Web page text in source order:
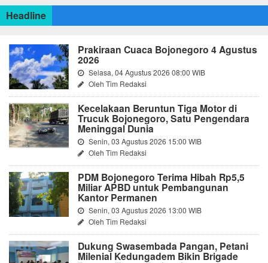
Headline
Prakiraan Cuaca Bojonegoro 4 Agustus
2026
Selasa, 04 Agustus 2026 08:00 WIB
Oleh Tim Redaksi
Kecelakaan Beruntun Tiga Motor di
Trucuk Bojonegoro, Satu Pengendara
Meninggal Dunia
Senin, 03 Agustus 2026 15:00 WIB
Oleh Tim Redaksi
PDM Bojonegoro Terima Hibah Rp5,5
Miliar APBD untuk Pembangunan
Kantor Permanen
Senin, 03 Agustus 2026 13:00 WIB
Oleh Tim Redaksi
Dukung Swasembada Pangan, Petani
Milenial Kedungadem Bikin Brigade